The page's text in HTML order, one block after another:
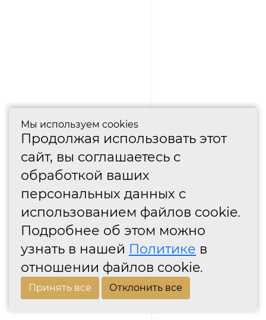
Мы используем cookies
Продолжая использовать этот
сайт, вы соглашаетесь с
обработкой ваших
персональных данных с
использованием файлов cookie.
Подробнее об этом можно
узнать в нашей Политике в
отношении файлов cookie.
Принять все Отклонить все